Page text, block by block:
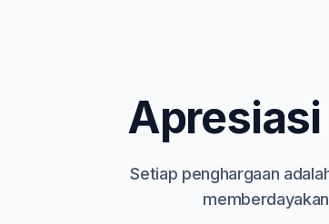
Setiap penghargaan